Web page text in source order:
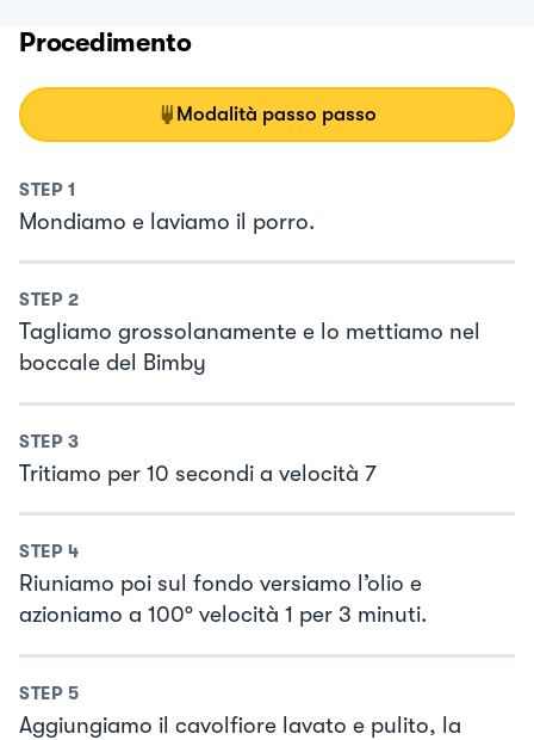
Procedimento
Modalità passo passo
STEP 1
Mondiamo e laviamo il porro.
STEP 2
Tagliamo grossolanamente e lo mettiamo nel
boccale del Bimby
STEP 3
Tritiamo per 10 secondi a velocità 7
STEP 4
Riuniamo poi sul fondo versiamo l’olio e
azioniamo a 100° velocità 1 per 3 minuti.
STEP 5
Aggiungiamo il cavolfiore lavato e pulito, la